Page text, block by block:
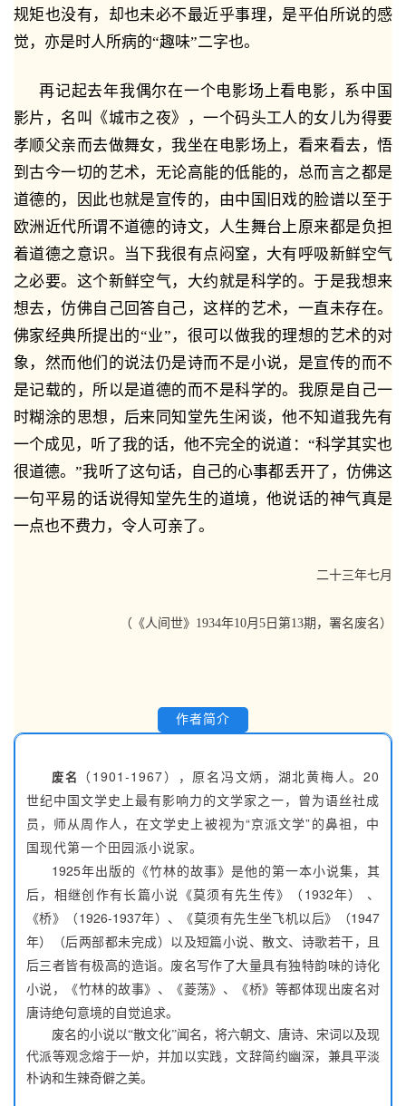
规矩也没有，却也未必不最近乎事理，是平伯所说的感
觉，亦是时人所病的“趣味”二字也。
再记起去年我偶尔在一个电影场上看电影，系中国
影片，名叫《城市之夜》，一个码头工人的女儿为得要
孝顺父亲而去做舞女，我坐在电影场上，看来看去，悟
到古今一切的艺术，无论高能的低能的，总而言之都是
道德的，因此也就是宣传的，由中国旧戏的脸谱以至于
欧洲近代所谓不道德的诗文，人生舞台上原来都是负担
着道德之意识。当下我很有点闷窒，大有呼吸新鲜空气
之必要。这个新鲜空气，大约就是科学的。于是我想来
想去，仿佛自己回答自己，这样的艺术，一直未存在。
佛家经典所提出的“业”，很可以做我的理想的艺术的对
象，然而他们的说法仍是诗而不是小说，是宣传的而不
是记载的，所以是道德的而不是科学的。我原是自己一
时糊涂的思想，后来同知堂先生闲谈，他不知道我先有
一个成见，听了我的话，他不完全的说道：“科学其实也
很道德。”我听了这句话，自己的心事都丢开了，仿佛这
一句平易的话说得知堂先生的道境，他说话的神气真是
一点也不费力，令人可亲了。
二十三年七月
（《人间世》1934年10月5日第13期，署名废名）
作者简介
废名 （1901-1967），原名冯文炳，湖北黄梅人。20
世纪中国文学史上最有影响力的文学家之一，曾为语丝社成
员，师从周作人，在文学史上被视为“京派文学”的鼻祖，中
国现代第一个田园派小说家。
1925年出版的《竹林的故事》是他的第一本小说集，其
后，相继创作有长篇小说《莫须有先生传》（1932年） 、
《桥》（1926-1937年）、《莫须有先生坐飞机以后》（1947
年）（后两部都未完成）以及短篇小说、散文、诗歌若干，且
后三者皆有极高的造诣。废名写作了大量具有独特韵味的诗化
小说，《竹林的故事》、《菱荡》、《桥》等都体现出废名对
唐诗绝句意境的自觉追求。
废名的小说以“散文化”闻名，将六朝文、唐诗、宋词以及现
代派等观念熔于一炉，并加以实践，文辞简约幽深，兼具平淡
朴讷和生辣奇僻之美。